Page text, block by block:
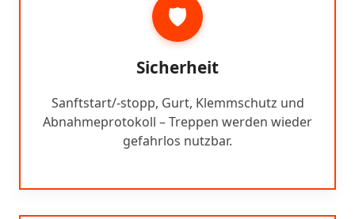
🛡️
Sicherheit
Sanftstart/-stopp, Gurt, Klemmschutz und
Abnahmeprotokoll – Treppen werden wieder
gefahrlos nutzbar.